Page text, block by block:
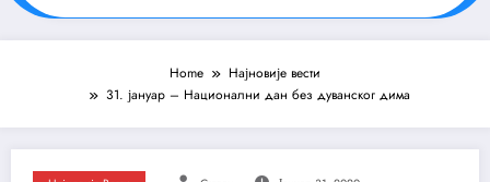
Home
Најновије вести
31. јануар – Национални дан без дуванског дима